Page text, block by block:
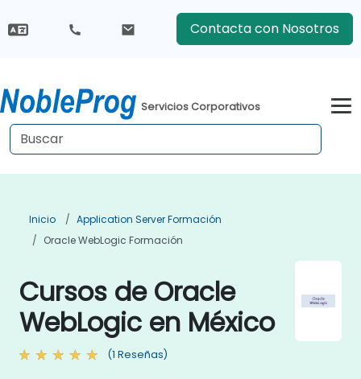
Contacta con Nosotros
Servicios Corporativos
Inicio
Application Server Formación
Oracle WebLogic Formación
Cursos de Oracle
WebLogic en México
(1 Reseñas)